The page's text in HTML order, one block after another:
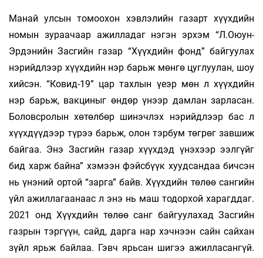
Манай улсын томоохон хэвлэлийн газарт хүүх­дийн
номын зураачаар ажилладаг нэгэн эр­хэм “Л.Оюун-
Эрдэнийн Засгийн газар “Хүүх­­дийн фонд” байгуулах
нэрийдлээр хүүхдийн нэр барьж мөнгө цуглуулан, шоу
хийсэн. “Ко­­­вид-19” цар тахлын үеэр мөн л хүүхдийн
нэр барьж, вакциныг өндөр үнээр дамлан зарласан.
Бо­ловсролын хөтөлбөр шинэчлэх нэрийдлээр бас л
хүүхдүүдээр түрээ барьж, олон тэрбум төг­рөг завшиж
байгаа. Энэ Засгийн газар хүүх­дэд үнэхээр ээлгүйг
бид харж байна” хэ­мээн фэйсбүүк хуудсандаа бичсэн
нь үнэний ор­той “зарга” байв. Хүүхдийн төлөө сангийн
үйл ажил­лагаанаас л энэ нь маш тодорхой харагд­даг.
2021 онд Хүүхдийн төлөө санг байгуулахад Зас­гийн
газрын тэргүүн, сайд, дарга нар хэчнээн сайн сайхан
зүйл ярьж байлаа. Гэвч ярьсан ши­гээ ажилласангүй.